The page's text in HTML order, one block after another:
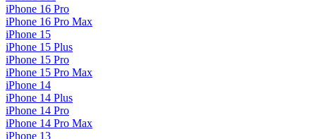
iPhone 16 Pro
iPhone 16 Pro Max
iPhone 15
iPhone 15 Plus
iPhone 15 Pro
iPhone 15 Pro Max
iPhone 14
iPhone 14 Plus
iPhone 14 Pro
iPhone 14 Pro Max
iPhone 13